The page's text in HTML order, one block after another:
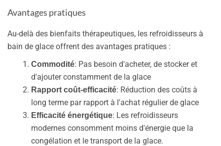
Avantages pratiques
Au-delà des bienfaits thérapeutiques, les refroidisseurs à
bain de glace offrent des avantages pratiques :
Commodité: Pas besoin d'acheter, de stocker et
d'ajouter constamment de la glace
Rapport coût-efficacité: Réduction des coûts à
long terme par rapport à l'achat régulier de glace
Efficacité énergétique: Les refroidisseurs
modernes consomment moins d'énergie que la
congélation et le transport de la glace.